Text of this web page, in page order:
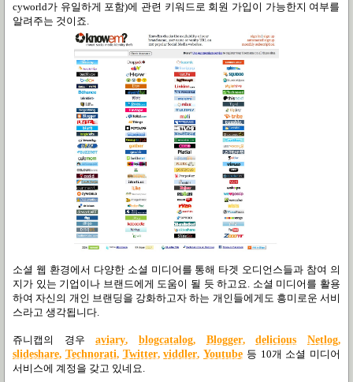
cyworld가 유일하게 포함)에 관련 키워드로 회원 가입이 가능한지 여부를
알려주는 것이죠.
소셜 웹 환경에서 다양한 소셜 미디어를 통해 타겟 오디언스들과 참여 의
지가 있는 기업이나 브랜드에게 도움이 될 듯 하고요. 소셜 미디어를 활용
하여 자신의 개인 브랜딩을 강화하고자 하는 개인들에게도 흥미로운 서비
스라고 생각됩니다.
쥬니캡의 경우 aviary,blogcatalog, Blogger,delicious Netlog,
slideshare, Technorati, Twitter,viddler, Youtube 등 10개 소셜 미디어
서비스에 계정을 갖고 있네요.